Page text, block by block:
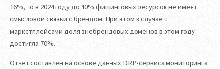
16%, то в 2024 году до 40% фишинговых ресурсов не имеет
смысловой связки с брендом. При этом в случае с
маркетплейсами доля внебрендовых доменов в этом году
достигла 70%.
Отчёт составлен на основе данных DRP-сервиса мониторинга